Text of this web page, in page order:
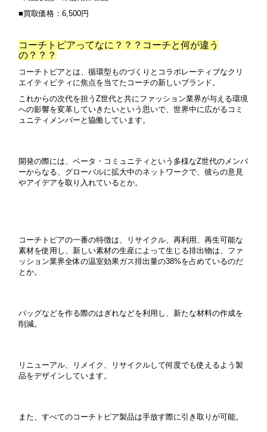
■買取価格：6,500円
コーチトピアってなに？？？コーチと何が違う
の？？？
コーチトピアとは、循環型ものづくりとコラボレーティブなクリ
エイティビティに焦点を当てたコーチの新しいブランド。
これからの次代を担うZ世代と共にファッション業界が与える環境
への影響を変革していきたいという思いで、世界中に広がるコミ
ュニティメンバーと協働しています。
開発の際には、ベータ・コミュニティという多様なZ世代のメンバ
ーからなる、グローバルに拡大中のネットワークで、彼らの意見
やアイデアを取り入れているとか。
コーチトピアの一番の特徴は、リサイクル、再利用、再生可能な
素材を使用し、 新しい素材の生産によって生じる排出物は、ファ
ッション業界全体の温室効果ガス排出量の38%を占めているのだ
とか。
バッグなどを作る際のはぎれなどを利用し、新たな材料の作成を
削減。
リニューアル、リメイク、リサイクルして何度でも使えるよう製
品をデザインしています。
また、すべてのコーチトピア製品は手放す際に引き取りが可能。